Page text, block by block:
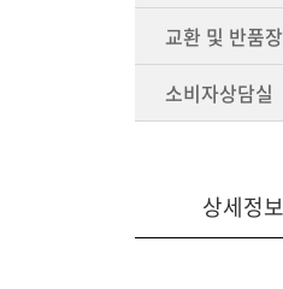
교환 및 반품
소비자상담실
상세정보